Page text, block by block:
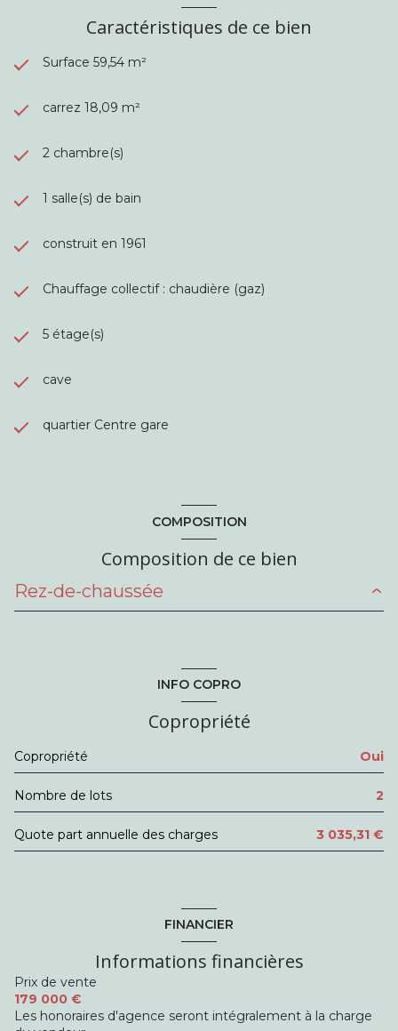
Caractéristiques de ce bien
Surface 59,54 m²
carrez 18,09 m²
2 chambre(s)
1 salle(s) de bain
construit en 1961
Chauffage collectif : chaudière (gaz)
5 étage(s)
cave
quartier Centre gare
COMPOSITION
Composition de ce bien
Rez-de-chaussée
chambre
10.41 m²
WC
1.74 m²
salle de bain
4.02 m²
INFO COPRO
Copropriété
Copropriété Oui
Nombre de lots 2
Quote part annuelle des charges 3 035,31 €
FINANCIER
Informations financières
Prix de vente
179 000 €
Les honoraires d'agence seront intégralement à la charge